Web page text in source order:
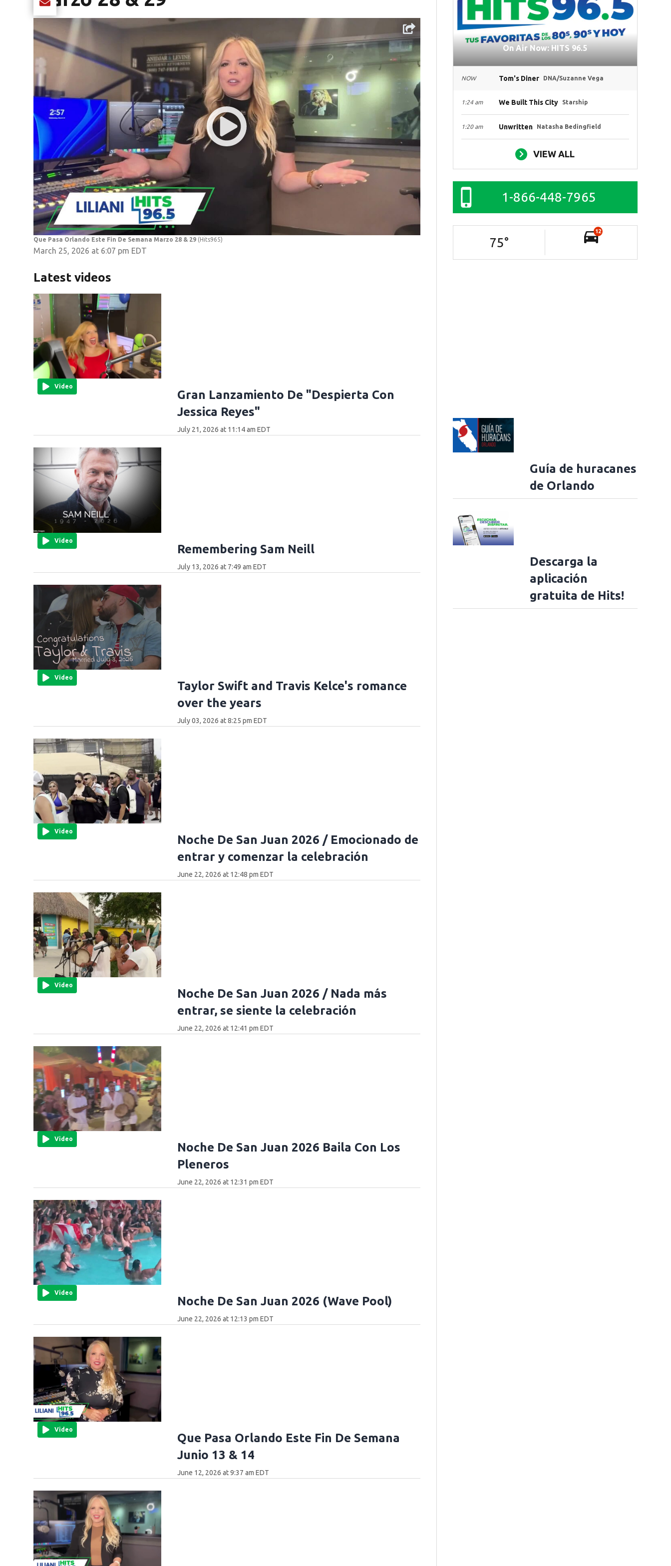
Que Pasa Orlando Este Fin De Semana Marzo 28 & 29 (Hits965)
March 25, 2026 at 6:07 pm EDT
Share current article via Email
Latest videos
Video
Gran Lanzamiento De "Despierta Con
Jessica Reyes"
July 21, 2026 at 11:14 am EDT
Video
Remembering Sam Neill
July 13, 2026 at 7:49 am EDT
Video
Taylor Swift and Travis Kelce's romance
over the years
July 03, 2026 at 8:25 pm EDT
Video
Noche De San Juan 2026 / Emocionado de
entrar y comenzar la celebración
June 22, 2026 at 12:48 pm EDT
Video
Noche De San Juan 2026 / Nada más
entrar, se siente la celebración
June 22, 2026 at 12:41 pm EDT
Video
Noche De San Juan 2026 Baila Con Los
Pleneros
June 22, 2026 at 12:31 pm EDT
Video
Noche De San Juan 2026 (Wave Pool)
June 22, 2026 at 12:13 pm EDT
Video
Que Pasa Orlando Este Fin De Semana
Junio 13 & 14
June 12, 2026 at 9:37 am EDT
On Air Now: HITS 96.5
NOW Tom's Diner DNA/Suzanne Vega
1:24 am We Built This City Starship
1:20 am Unwritten Natasha Bedingfield
VIEW ALL
1-866-448-7965
75°
12
Guía de huracanes
de Orlando
Descarga la
aplicación
gratuita de Hits!